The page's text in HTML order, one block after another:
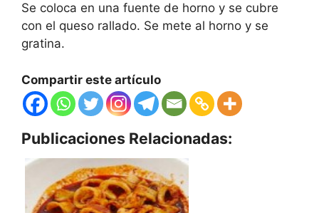
Se coloca en una fuente de horno y se cubre
con el queso rallado. Se mete al horno y se
gratina.
Compartir este artículo
Publicaciones Relacionadas: